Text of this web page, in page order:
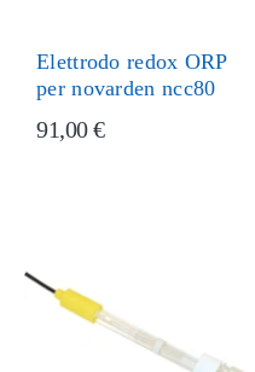
Elettrodo redox ORP
per novarden ncc80
91,00 €